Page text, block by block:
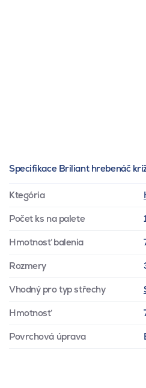
Specifikace Briliant hrebenáč
Ktegória
Počet ks na palete
Hmotnosť balenia
Rozmery
Vhodný pro typ střechy
Hmotnosť
Povrchová úprava